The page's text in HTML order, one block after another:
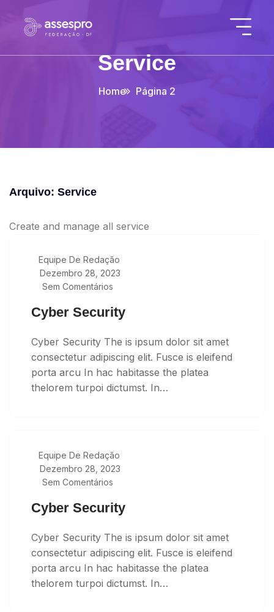
Service
Home Página 2
Arquivo: Service
Create and manage all service
Equipe De Redação
Dezembro 28, 2023
Sem Comentários
Cyber Security
Cyber Security The is ipsum dolor sit amet
consectetur adipiscing elit. Fusce is eleifend
porta arcu In hac habitasse the platea
thelorem turpoi dictumst. In…
Equipe De Redação
Dezembro 28, 2023
Sem Comentários
Cyber Security
Cyber Security The is ipsum dolor sit amet
consectetur adipiscing elit. Fusce is eleifend
porta arcu In hac habitasse the platea
thelorem turpoi dictumst. In…